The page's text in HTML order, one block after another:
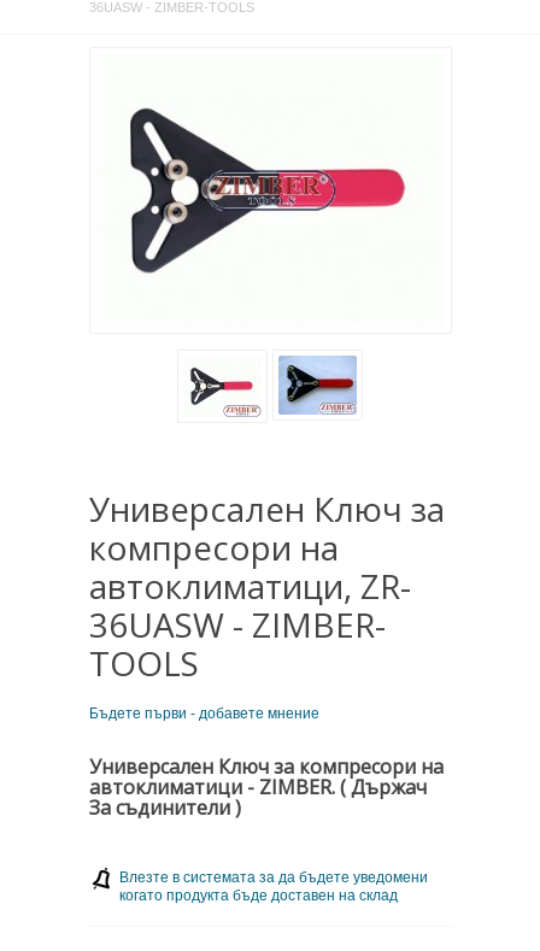
36UASW - ZIMBER-TOOLS
Универсален Ключ за
компресори на
автоклиматици, ZR-
36UASW - ZIMBER-
TOOLS
Бъдете първи - добавете мнение
Универсален Ключ за компресори на
автоклиматици - ZIMBER.( Държач
За съдинители )
Влезте в системата за да бъдете уведомени
когато продукта бъде доставен на склад